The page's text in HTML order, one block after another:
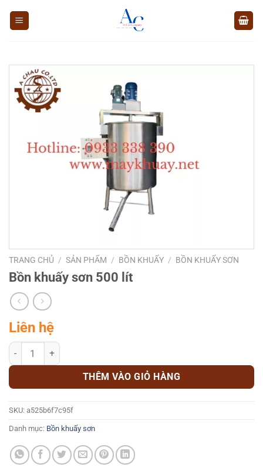
TRANG CHỦ / SẢN PHẨM / BỒN KHUẤY / BỒN KHUẤY SƠN
Bồn khuấy sơn 500 lít
Liên hệ
Bồn khuấy sơn 500 lít số lượng
THÊM VÀO GIỎ HÀNG
SKU: a525b6f7c95f
Danh mục: Bồn khuấy sơn